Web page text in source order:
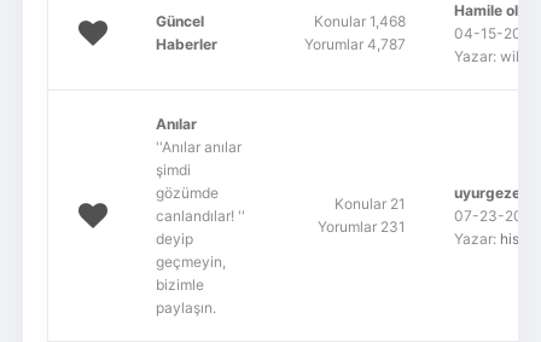
Güncel
Haberler
Konular 1,468
Yorumlar 4,787
Hamile
04-15-
Yazar:
Anılar
''Anılar anılar
şimdi
gözümde
canlandılar! ''
deyip
geçmeyin,
bizimle
paylaşın.
Konular 21
Yorumlar 231
uyurgezer
07-23-
Yazar: